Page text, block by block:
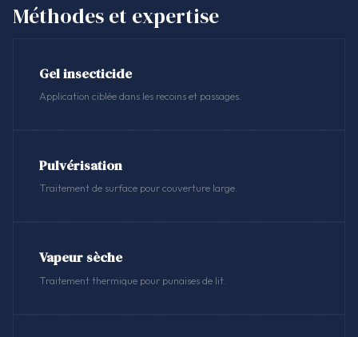
Méthodes et expertise
Gel insecticide
Application ciblée dans les recoins et passages.
Pulvérisation
Traitement de surface pour couverture large.
Vapeur sèche
Traitement thermique pour punaises de lit.